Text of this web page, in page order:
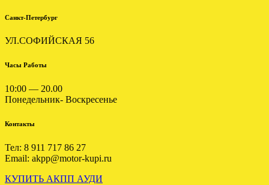
Отправлена АКПП
MONTERO 3.0
Санкт-Петербург
УЛ.СОФИЙСКАЯ 56
Часы Работы
10:00 — 20.00
Понедельник- Воскресенье
Контакты
Тел: 8 911 717 86 27
Email: akpp@motor-kupi.ru
КУПИТЬ АКПП АУДИ